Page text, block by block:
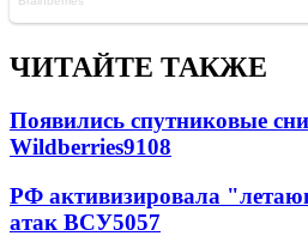
ЧИТАЙТЕ ТАКЖЕ
Появились спутниковые
Wildberries9108
РФ активизировала
атак ВСУ5057